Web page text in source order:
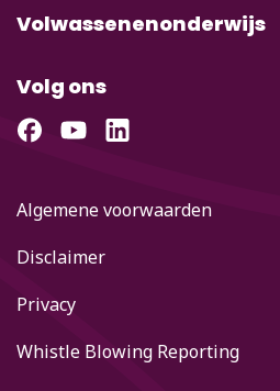
Volwassenenonderwijs
Volg ons
Algemene voorwaarden
Disclaimer
Privacy
Whistle Blowing Reporting